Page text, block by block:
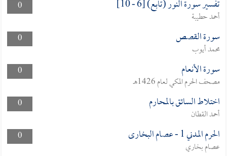
0
تفسير سورة النور (تابع) [6 - 10]
أحمد حطيبة
0
سورة القصص
محمد أيوب
0
سورة الأنعام
مصحف الحرم المكي لعام 1426هـ
0
اختلاط السائق بالمحارم
أحمد القطان
0
الحرم المدني 1 - عصام البخارى
عصام بخاري